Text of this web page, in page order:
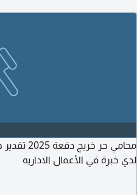
محامي
لدي خبرة في الأعمال الاداريه